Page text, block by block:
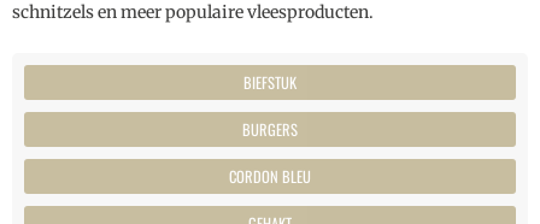
schnitzels en meer populaire vleesproducten.
BIEFSTUK
BURGERS
CORDON BLEU